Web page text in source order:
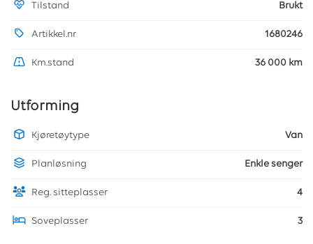
Tilstand Brukt
Artikkel.nr 1680246
Km.stand 36 000 km
Utforming
Kjøretøytype Van
Planløsning Enkle senger
Reg. sitteplasser 4
Soveplasser 3